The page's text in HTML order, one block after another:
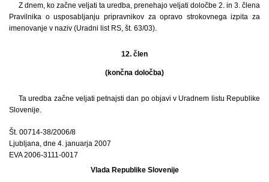
Z dnem, ko začne veljati ta uredba, prenehajo veljati določbe 2. in 3. člena
Pravilnika o usposabljanju pripravnikov za opravo strokovnega izpita za
imenovanje v naziv (Uradni list RS, št. 63/03).
12. člen
(končna določba)
Ta uredba začne veljati petnajsti dan po objavi v Uradnem listu Republike
Slovenije.
Št. 00714-38/2006/8
Ljubljana, dne 4. januarja 2007
EVA 2006-3111-0017
Vlada Republike Slovenije